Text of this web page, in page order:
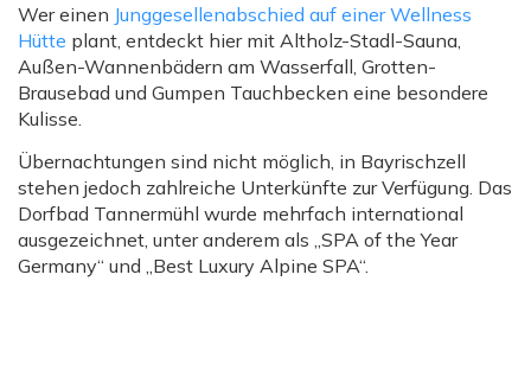
Wer einen Junggesellenabschied auf einer Wellness
Hütte plant, entdeckt hier mit Altholz-Stadl-Sauna,
Außen-Wannenbädern am Wasserfall, Grotten-
Brausebad und Gumpen Tauchbecken eine besondere
Kulisse.
Übernachtungen sind nicht möglich, in Bayrischzell
stehen jedoch zahlreiche Unterkünfte zur Verfügung. Das
Dorfbad Tannermühl wurde mehrfach international
ausgezeichnet, unter anderem als „SPA of the Year
Germany“ und „Best Luxury Alpine SPA“.